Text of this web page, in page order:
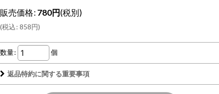
販売価格:780円(税別)
(税込: 858円)
数量: 個
返品特約に関する重要事項